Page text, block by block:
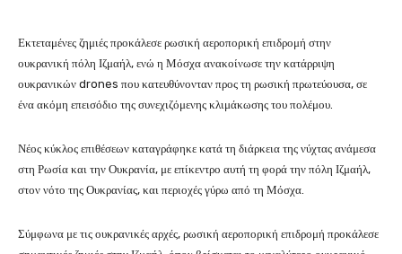
Εκτεταμένες ζημιές προκάλεσε ρωσική αεροπορική επιδρομή στην
ουκρανική πόλη Ιζμαήλ, ενώ η Μόσχα ανακοίνωσε την κατάρριψη
ουκρανικών drones που κατευθύνονταν προς τη ρωσική πρωτεύουσα, σε
ένα ακόμη επεισόδιο της συνεχιζόμενης κλιμάκωσης του πολέμου.
Νέος κύκλος επιθέσεων καταγράφηκε κατά τη διάρκεια της νύχτας ανάμεσα
στη Ρωσία και την Ουκρανία, με επίκεντρο αυτή τη φορά την πόλη Ιζμαήλ,
στον νότο της Ουκρανίας, και περιοχές γύρω από τη Μόσχα.
Σύμφωνα με τις ουκρανικές αρχές, ρωσική αεροπορική επιδρομή προκάλεσε